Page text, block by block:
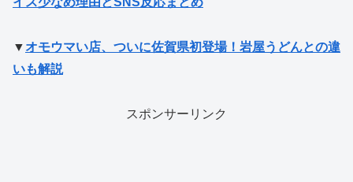
▼ オモウマい店、ついに佐賀県初登場！岩屋うどんとの違
いも解説
スポンサーリンク